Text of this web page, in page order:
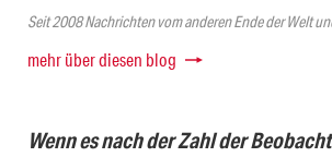
Seit 2008 Nachrichten vom anderen Ende der Welt
mehr über diesen blog
Wenn es nach der Zahl der